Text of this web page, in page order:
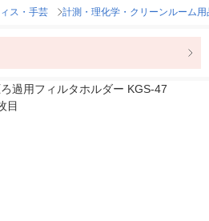
ス・手芸 計測・理化学・クリーンルーム用